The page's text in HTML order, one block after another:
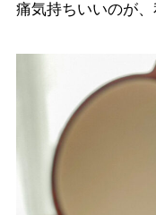
痛気持ちいいのが、